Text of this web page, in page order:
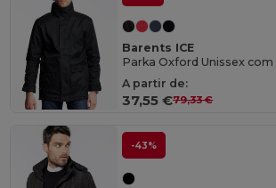
Barents ICE
A partir de:
37,55 €79,33 €
-43%